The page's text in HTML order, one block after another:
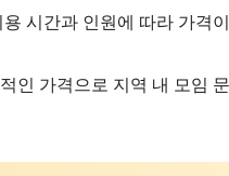
시간과 인원에 따라 가격
인 가격으로 지역 내 모임